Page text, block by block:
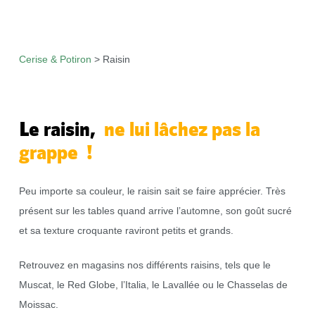
Cerise & Potiron > Raisin
Le raisin, ne lui lâchez pas la
grappe !
Peu importe sa couleur, le raisin sait se faire apprécier. Très
présent sur les tables quand arrive l’automne, son goût sucré
et sa texture croquante raviront petits et grands.
Retrouvez en magasins nos différents raisins, tels que le
Muscat, le Red Globe, l’Italia, le Lavallée ou le Chasselas de
Moissac.